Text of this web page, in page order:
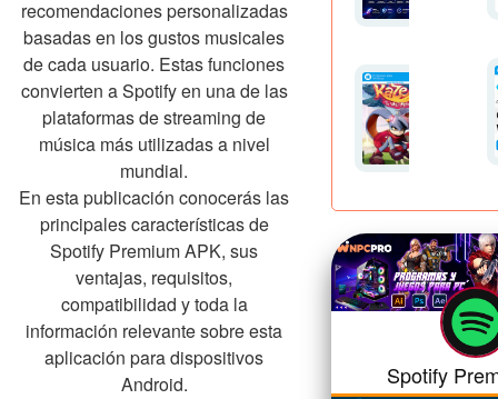
recomendaciones personalizadas
basadas en los gustos musicales
de cada usuario. Estas funciones
convierten a Spotify en una de las
plataformas de streaming de
música más utilizadas a nivel
mundial.
En esta publicación conocerás las
principales características de
Spotify Premium APK, sus
ventajas, requisitos,
compatibilidad y toda la
información relevante sobre esta
aplicación para dispositivos
Android.
Spotify